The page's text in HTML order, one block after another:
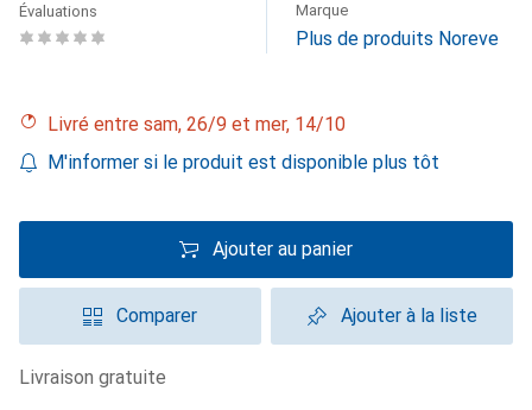
Évaluations Marque
Plus de produits Noreve
Livré entre sam, 26/9 et mer, 14/10
M'informer si le produit est disponible plus tôt
Ajouter au panier
Comparer Ajouter à la liste
livraison gratuite